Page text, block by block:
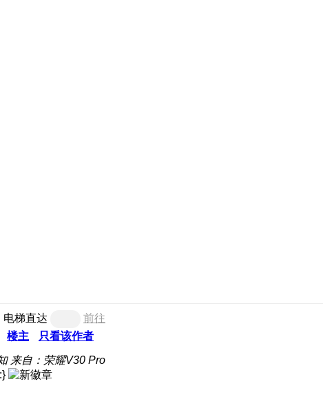
电梯直达
前往
楼主
只看该作者
来自：荣耀V30 Pro